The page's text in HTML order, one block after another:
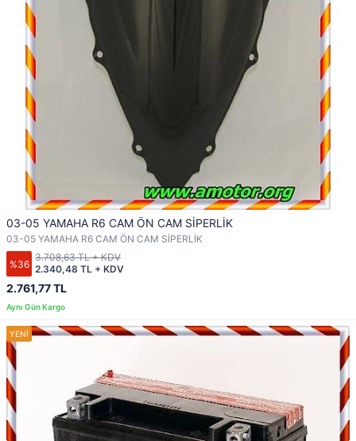
03-05 YAMAHA R6 CAM ÖN CAM SİPERLİK
03-05 YAMAHA R6 CAM ÖN CAM SİPERLİK
%36
2.761,77 TL
2.340,48 TL + KDV
3.708,63 TL + KDV